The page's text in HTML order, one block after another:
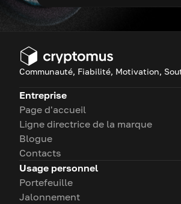
Communauté, Fiabilité, Motivation,
Entreprise
Page d'accueil
Ligne directrice de la marque
Blogue
Contacts
Usage personnel
Portefeuille
Jalonnement